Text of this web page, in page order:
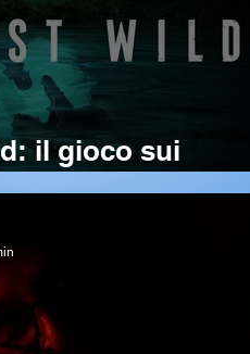
il gioco sui
tutti stiamo